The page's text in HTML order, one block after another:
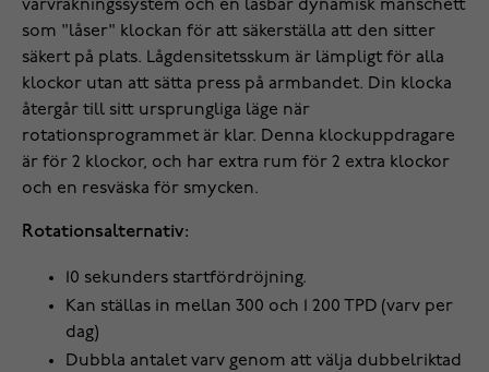
varvräkningssystem och en låsbar dynamisk manschett
som "låser" klockan för att säkerställa att den sitter
säkert på plats. Lågdensitetsskum är lämpligt för alla
klockor utan att sätta press på armbandet. Din klocka
återgår till sitt ursprungliga läge när
rotationsprogrammet är klar. Denna klockuppdragare
är för 2 klockor, och har extra rum för 2 extra klockor
och en resväska för smycken.
Rotationsalternativ:
10 sekunders startfördröjning.
Kan ställas in mellan 300 och 1 200 TPD (varv per
dag)
Dubbla antalet varv genom att välja dubbelriktad